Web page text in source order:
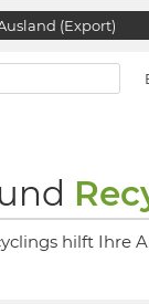
(Export)
und
hilft Ihre